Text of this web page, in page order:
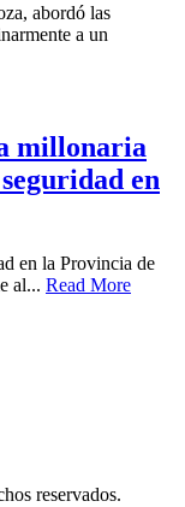
abordó las
a un
millonaria
en
en la Provincia de
al... Read More
reservados.